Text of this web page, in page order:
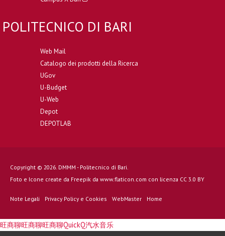
POLITECNICO DI BARI
Web Mail
Catalogo dei prodotti della Ricerca
UGov
U-Budget
U-Web
Depot
DEPOTLAB
Copyright © 2026. DMMM - Politecnico di Bari.
Foto e Icone create da Freepik da www.flaticon.com con licenza CC 3.0 BY
Note Legali Privacy Policy e Cookies WebMaster Home
旺商聊旺商聊旺商聊QuickQ汽水音乐